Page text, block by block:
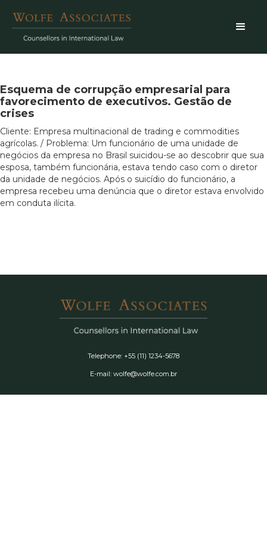
Esquema de corrupção empresarial para
favorecimento de executivos. Gestão de
crises
Cliente: Empresa multinacional de trading e commodities
agrícolas. / Problema: Um funcionário de uma unidade de
negócios da empresa no Brasil suicidou-se ao descobrir que sua
esposa, também funcionária, estava tendo caso com o diretor
da unidade de negócios. Após o suicídio do funcionário, a
empresa recebeu uma denúncia que o diretor estava envolvido
em conduta ilícita.
Telephone: +55 (11) 1234-5678
E-mail: wolfe@wolfe.com.br